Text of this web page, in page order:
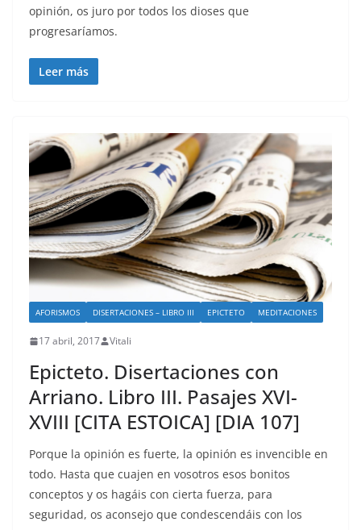
opinión, os juro por todos los dioses que
progresaríamos.
Leer más
AFORISMOS DISERTACIONES – LIBRO III EPICTETO MEDITACIONES
17 abril, 2017 Vitali
Epicteto. Disertaciones con
Arriano. Libro III. Pasajes XVI-
XVIII [CITA ESTOICA] [DIA 107]
Porque la opinión es fuerte, la opinión es invencible en
todo. Hasta que cuajen en vosotros esos bonitos
conceptos y os hagáis con cierta fuerza, para
seguridad, os aconsejo que condescendáis con los